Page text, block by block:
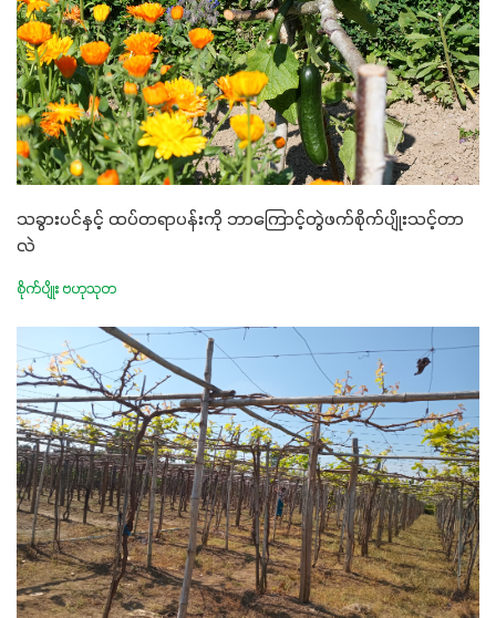
သခွားပင်နှင့် ထပ်တရာပန်းကို ဘာကြောင့်တွဲဖက်စိုက်ပျိုးသင့်တာ
လဲ
စိုက်ပျိုး ဗဟုသုတ